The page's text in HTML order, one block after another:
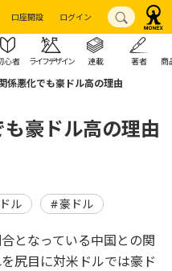
口座開設 ログイン
心者 ライフデザイン 連載 著者 商
係悪化でも豪ドル高の理由
豪ドル高の理由
ル 豪ドル
となっている中国との関
尻目に対米ドルでは豪ド